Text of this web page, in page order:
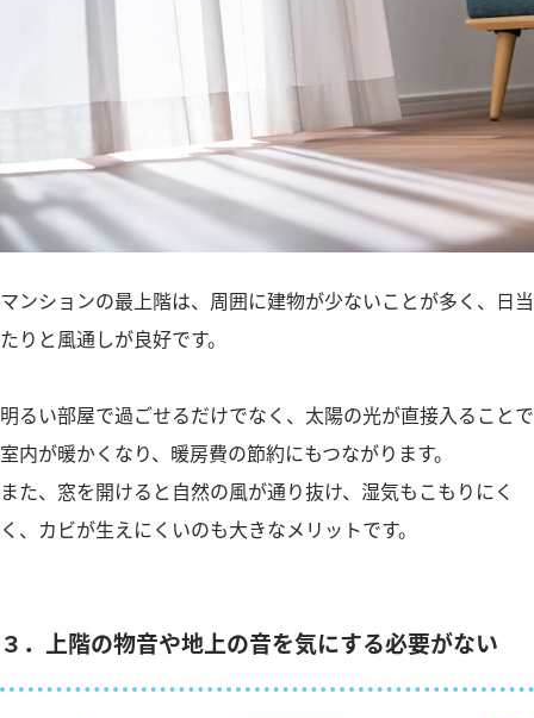
マンションの最上階は、周囲に建物が少ないことが多く、日当
たりと風通しが良好です。
明るい部屋で過ごせるだけでなく、太陽の光が直接入ることで
室内が暖かくなり、暖房費の節約にもつながります。
また、窓を開けると自然の風が通り抜け、湿気もこもりにく
く、カビが生えにくいのも大きなメリットです。
３．上階の物音や地上の音を気にする必要がない